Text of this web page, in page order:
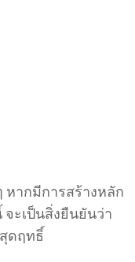
หากมีการสร้างหลัก
ะเป็นสิ่งยืนยันว่า
ดฤทธิ์